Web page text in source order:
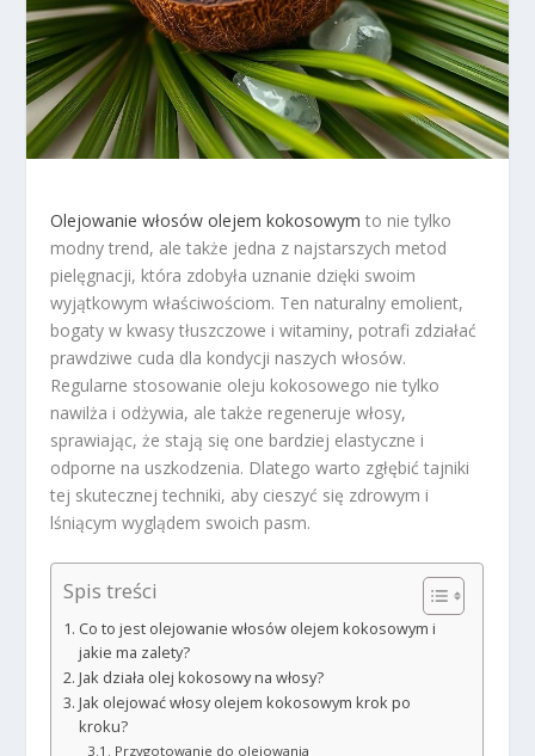
Olejowanie włosów olejem kokosowym to nie tylko
modny trend, ale także jedna z najstarszych metod
pielęgnacji, która zdobyła uznanie dzięki swoim
wyjątkowym właściwościom. Ten naturalny emolient,
bogaty w kwasy tłuszczowe i witaminy, potrafi zdziałać
prawdziwe cuda dla kondycji naszych włosów.
Regularne stosowanie oleju kokosowego nie tylko
nawilża i odżywia, ale także regeneruje włosy,
sprawiając, że stają się one bardziej elastyczne i
odporne na uszkodzenia. Dlatego warto zgłębić tajniki
tej skutecznej techniki, aby cieszyć się zdrowym i
lśniącym wyglądem swoich pasm.
Spis treści
Co to jest olejowanie włosów olejem kokosowym i
jakie ma zalety?
Jak działa olej kokosowy na włosy?
Jak olejować włosy olejem kokosowym krok po
kroku?
Przygotowanie do olejowania